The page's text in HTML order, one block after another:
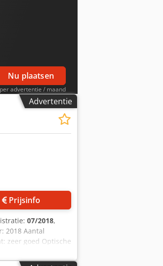
Nu plaatsen
advertentie / maand
Advertentie
Prijsinfo
07/2018,
2018 Aantal
zeer goed Optische
en toebehoren =